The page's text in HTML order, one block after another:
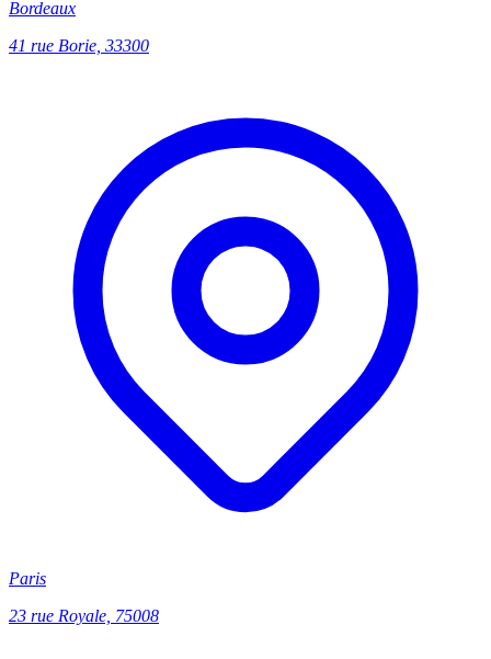
Bordeaux
41 rue Borie, 33300
Paris
23 rue Royale, 75008